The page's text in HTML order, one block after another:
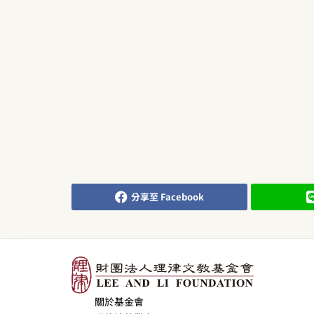
分享至 Facebook
關於基金會